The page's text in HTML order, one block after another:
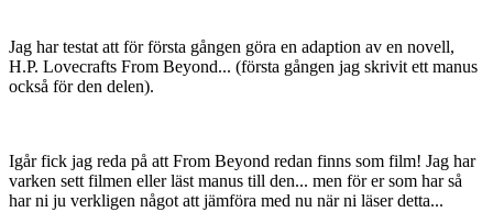
Jag har testat att för första gången göra en adaption av en novell,
H.P. Lovecrafts From Beyond... (första gången jag skrivit ett manus
också för den delen).
Igår fick jag reda på att From Beyond redan finns som film! Jag har
varken sett filmen eller läst manus till den... men för er som har så
har ni ju verkligen något att jämföra med nu när ni läser detta...